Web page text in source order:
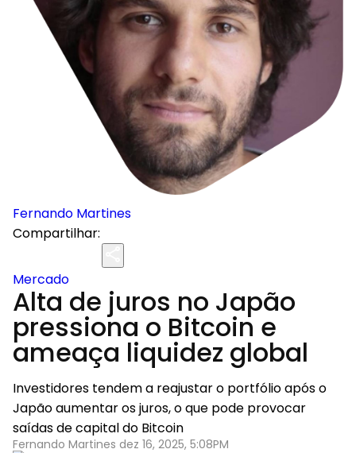
Fernando Martines
Compartilhar:
Mercado
Alta de juros no Japão
pressiona o Bitcoin e
ameaça liquidez global
Investidores tendem a reajustar o portfólio após o
Japão aumentar os juros, o que pode provocar
saídas de capital do Bitcoin
Fernando Martines dez 16, 2025, 5:08PM